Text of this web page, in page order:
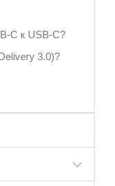
C к USB-C?
3.0)?